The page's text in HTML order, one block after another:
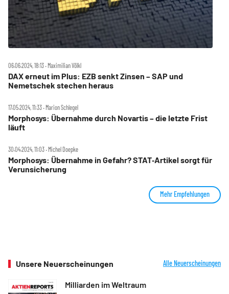
06.06.2024, 18:13 ‧ Maximilian Völkl
DAX erneut im Plus: EZB senkt Zinsen – SAP und
Nemetschek stechen heraus
17.05.2024, 11:33 ‧ Marion Schlegel
Morphosys: Übernahme durch Novartis – die letzte Frist
läuft
30.04.2024, 11:03 ‧ Michel Doepke
Morphosys: Übernahme in Gefahr? STAT‑Artikel sorgt für
Verunsicherung
Mehr Empfehlungen
Unsere Neuerscheinungen Alle Neuerscheinungen
Milliarden im Weltraum